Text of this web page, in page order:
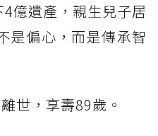
億遺產，親生兒子居
是偏心，而是傳承智
世，享壽89歲。